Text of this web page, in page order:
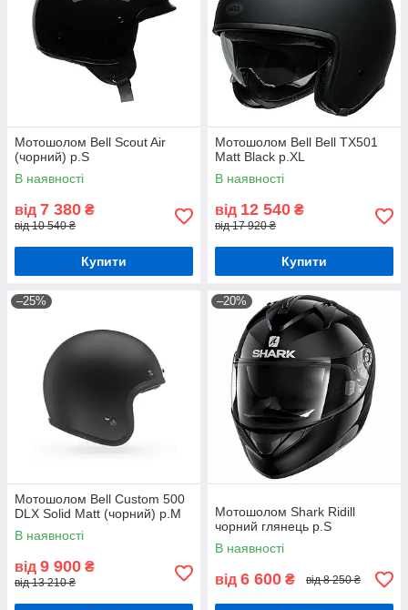
Мотошолом Bell Scout Air
(чорний) р.S
В наявності
від 7 380 ₴
від 10 540 ₴
Купити
Мотошолом Bell Bell TX501
Matt Black р.XL
В наявності
від 12 540 ₴
від 17 920 ₴
Купити
–25%
Мотошолом Bell Custom 500
DLX Solid Matt (чорний) р.М
В наявності
від 9 900 ₴
від 13 210 ₴
–20%
Мотошолом Shark Ridill
чорний глянець р.S
В наявності
від 6 600 ₴ від 8 250 ₴